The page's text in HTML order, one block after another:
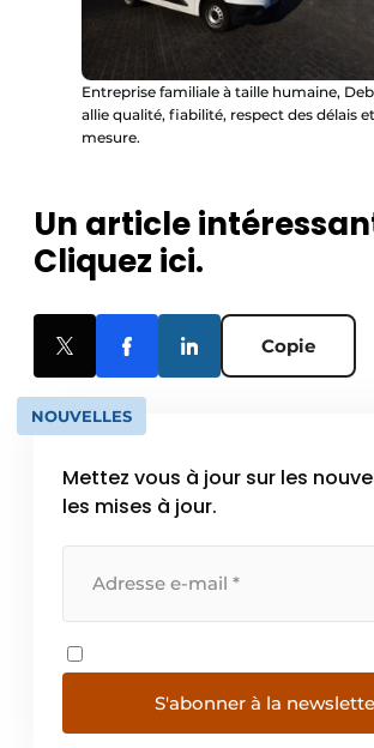
Entreprise familiale à taille humaine,
allie qualité, fiabilité, respect des délais
mesure.
Un article
Cliquez ici.
Copie
NOUVELLES
Mettez vous à jour sur les
les mises à jour.
S'abonner à la